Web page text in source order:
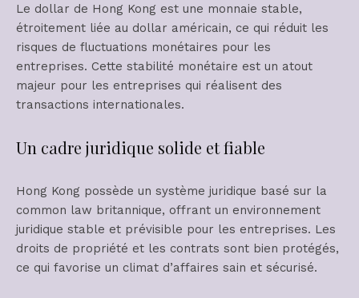
Le dollar de Hong Kong est une monnaie stable,
étroitement liée au dollar américain, ce qui réduit les
risques de fluctuations monétaires pour les
entreprises. Cette stabilité monétaire est un atout
majeur pour les entreprises qui réalisent des
transactions internationales.
Un cadre juridique solide et fiable
Hong Kong possède un système juridique basé sur la
common law britannique, offrant un environnement
juridique stable et prévisible pour les entreprises. Les
droits de propriété et les contrats sont bien protégés,
ce qui favorise un climat d’affaires sain et sécurisé.